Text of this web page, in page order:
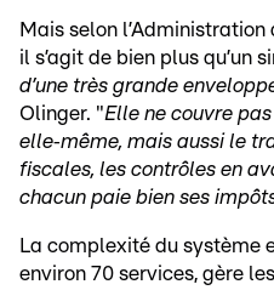
Mais selon
il s’agit de bien plus qu’un
d’une très grande
Olinger. "Elle ne couvre
elle‑même, mais aussi le
fiscales, les contrôles en
chacun paie bien ses
La complexité du système
environ 70 services, gère